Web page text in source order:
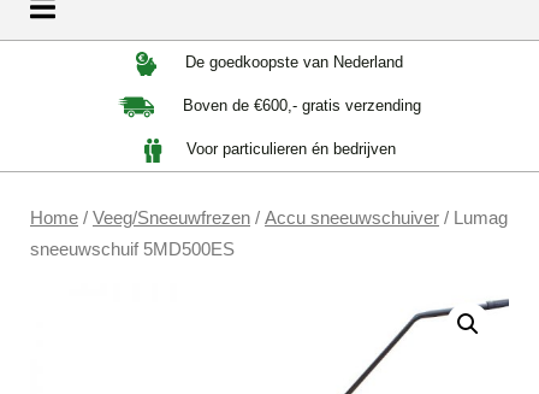
De goedkoopste van Nederland
Boven de €600,- gratis verzending
Voor particulieren én bedrijven
Home / Veeg/Sneeuwfrezen / Accu sneeuwschuiver / Lumag
sneeuwschuif 5MD500ES